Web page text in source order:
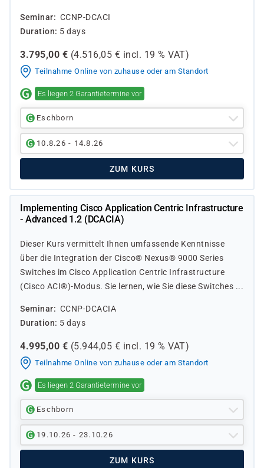
Seminar
CCNP-DCACI
Duration
5 days
3.795,00 € (4.516,05 € incl. 19 % VAT)
Teilnahme Online von zuhause oder am Standort
Es liegen 2 Garantietermine vor
Eschborn
10.8.26 - 14.8.26
ZUM KURS
Implementing Cisco Application Centric Infrastructure
- Advanced 1.2 (DCACIA)
Dieser Kurs vermittelt Ihnen umfassende Kenntnisse
über die Integration der Cisco® Nexus® 9000 Series
Switches im Cisco Application Centric Infrastructure
(Cisco ACI®)-Modus. Sie lernen, wie Sie diese Switches ...
Seminar
CCNP-DCACIA
Duration
5 days
4.995,00 € (5.944,05 € incl. 19 % VAT)
Teilnahme Online von zuhause oder am Standort
Es liegen 2 Garantietermine vor
Eschborn
19.10.26 - 23.10.26
ZUM KURS